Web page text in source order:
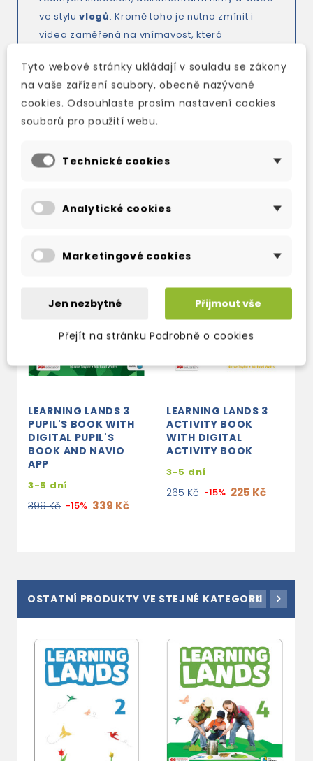
ve stylu vlogů. Kromě toho je nutno zmínit i
videa zaměřená na vnímavost, která
poskytují klidnější a příjemnější cestu k učení.
More information
LEARNING LANDS 3
PUPIL'S BOOK WITH
DIGITAL PUPIL'S
BOOK AND NAVIO
APP
3-5 dní
399 Kč -15% 339 Kč
LEARNING LANDS 3
ACTIVITY BOOK
WITH DIGITAL
ACTIVITY BOOK
3-5 dní
265 Kč -15% 225 Kč
OSTATNÍ PRODUKTY VE STEJNÉ KATEGORII
Tyto webové stránky ukládají v souladu se zákony
na vaše zařízení soubory, obecně nazývané
cookies. Odsouhlaste prosím nastavení cookies
souborů pro použití webu.
Technické cookies
Analytické cookies
Marketingové cookies
Jen nezbytné Přijmout vše
Přejít na stránku Podrobně o cookies